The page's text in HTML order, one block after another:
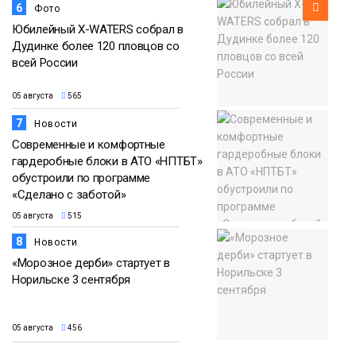
6 Фото
Юбилейный X-WATERS собрал в
Дудинке более 120 пловцов со
всей России
05 августа 565
7 Новости
Современные и комфортные
гардеробные блоки в АТО «НПТБТ»
обустроили по программе
«Сделано с заботой»
05 августа 515
8 Новости
«Морозное дерби» стартует в
Норильске 3 сентября
05 августа 456